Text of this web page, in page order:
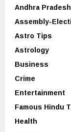
Andhra Pradesh
Assembly-
Astro Tips
Astrology
Business
Crime
Entertainment
Famous Hindu
Health